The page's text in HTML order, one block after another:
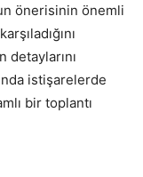
önerisinin önemli
istişarelerde
bir toplantı